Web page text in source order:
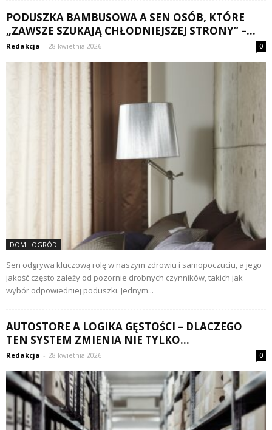
PODUSZKA BAMBUSOWA A SEN OSÓB, KTÓRE
„ZAWSZE SZUKAJĄ CHŁODNIEJSZEJ STRONY” –...
Redakcja - 28 kwietnia 2026 0
DOM I OGRÓD
Sen odgrywa kluczową rolę w naszym zdrowiu i samopoczuciu, a jego
jakość często zależy od pozornie drobnych czynników, takich jak
wybór odpowiedniej poduszki. Jednym...
AUTOSTORE A LOGIKA GĘSTOŚCI – DLACZEGO
TEN SYSTEM ZMIENIA NIE TYLKO...
Redakcja - 28 kwietnia 2026 0